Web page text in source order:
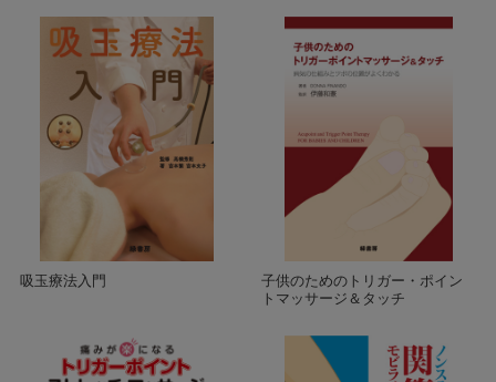
吸玉療法入門
子供のためのトリガー・ポイン
トマッサージ＆タッチ